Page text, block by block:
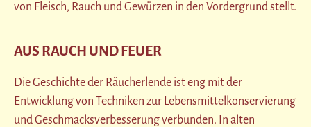
von Fleisch, Rauch und Gewürzen in den Vordergrund stellt.
AUS RAUCH UND FEUER
Die Geschichte der Räucherlende ist eng mit der
Entwicklung von Techniken zur Lebensmittelkonservierung
und Geschmacksverbesserung verbunden. In alten